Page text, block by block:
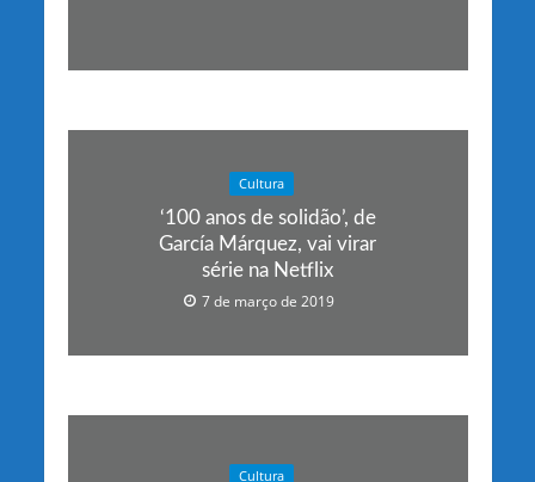
Cultura
‘100 anos de solidão’, de
García Márquez, vai virar
série na Netflix
7 de março de 2019
Cultura